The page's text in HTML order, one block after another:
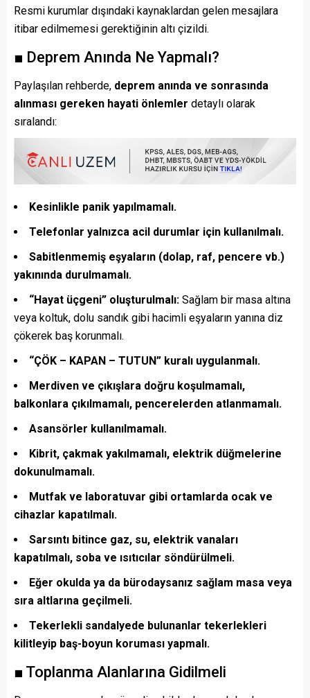
Resmi kurumlar dışındaki kaynaklardan gelen mesajlara
itibar edilmemesi gerektiğinin altı çizildi.
■ Deprem Anında Ne Yapmalı?
Paylaşılan rehberde, deprem anında ve sonrasında
alınması gereken hayati önlemler detaylı olarak
sıralandı:
Kesinlikle panik yapılmamalı.
Telefonlar yalnızca acil durumlar için kullanılmalı.
Sabitlenmemiş eşyaların (dolap, raf, pencere vb.)
yakınında durulmamalı.
“Hayat üçgeni” oluşturulmalı: Sağlam bir masa altına
veya koltuk, dolu sandık gibi hacimli eşyaların yanına diz
çökerek baş korunmalı.
“ÇÖK – KAPAN – TUTUN” kuralı uygulanmalı.
Merdiven ve çıkışlara doğru koşulmamalı,
balkonlara çıkılmamalı, pencerelerden atlanmamalı.
Asansörler kullanılmamalı.
Kibrit, çakmak yakılmamalı, elektrik düğmelerine
dokunulmamalı.
Mutfak ve laboratuvar gibi ortamlarda ocak ve
cihazlar kapatılmalı.
Sarsıntı bitince gaz, su, elektrik vanaları
kapatılmalı, soba ve ısıtıcılar söndürülmeli.
Eğer okulda ya da bürodaysanız sağlam masa veya
sıra altlarına geçilmeli.
Tekerlekli sandalyede bulunanlar tekerlekleri
kilitleyip baş-boyun koruması yapmalı.
■ Toplanma Alanlarına Gidilmeli